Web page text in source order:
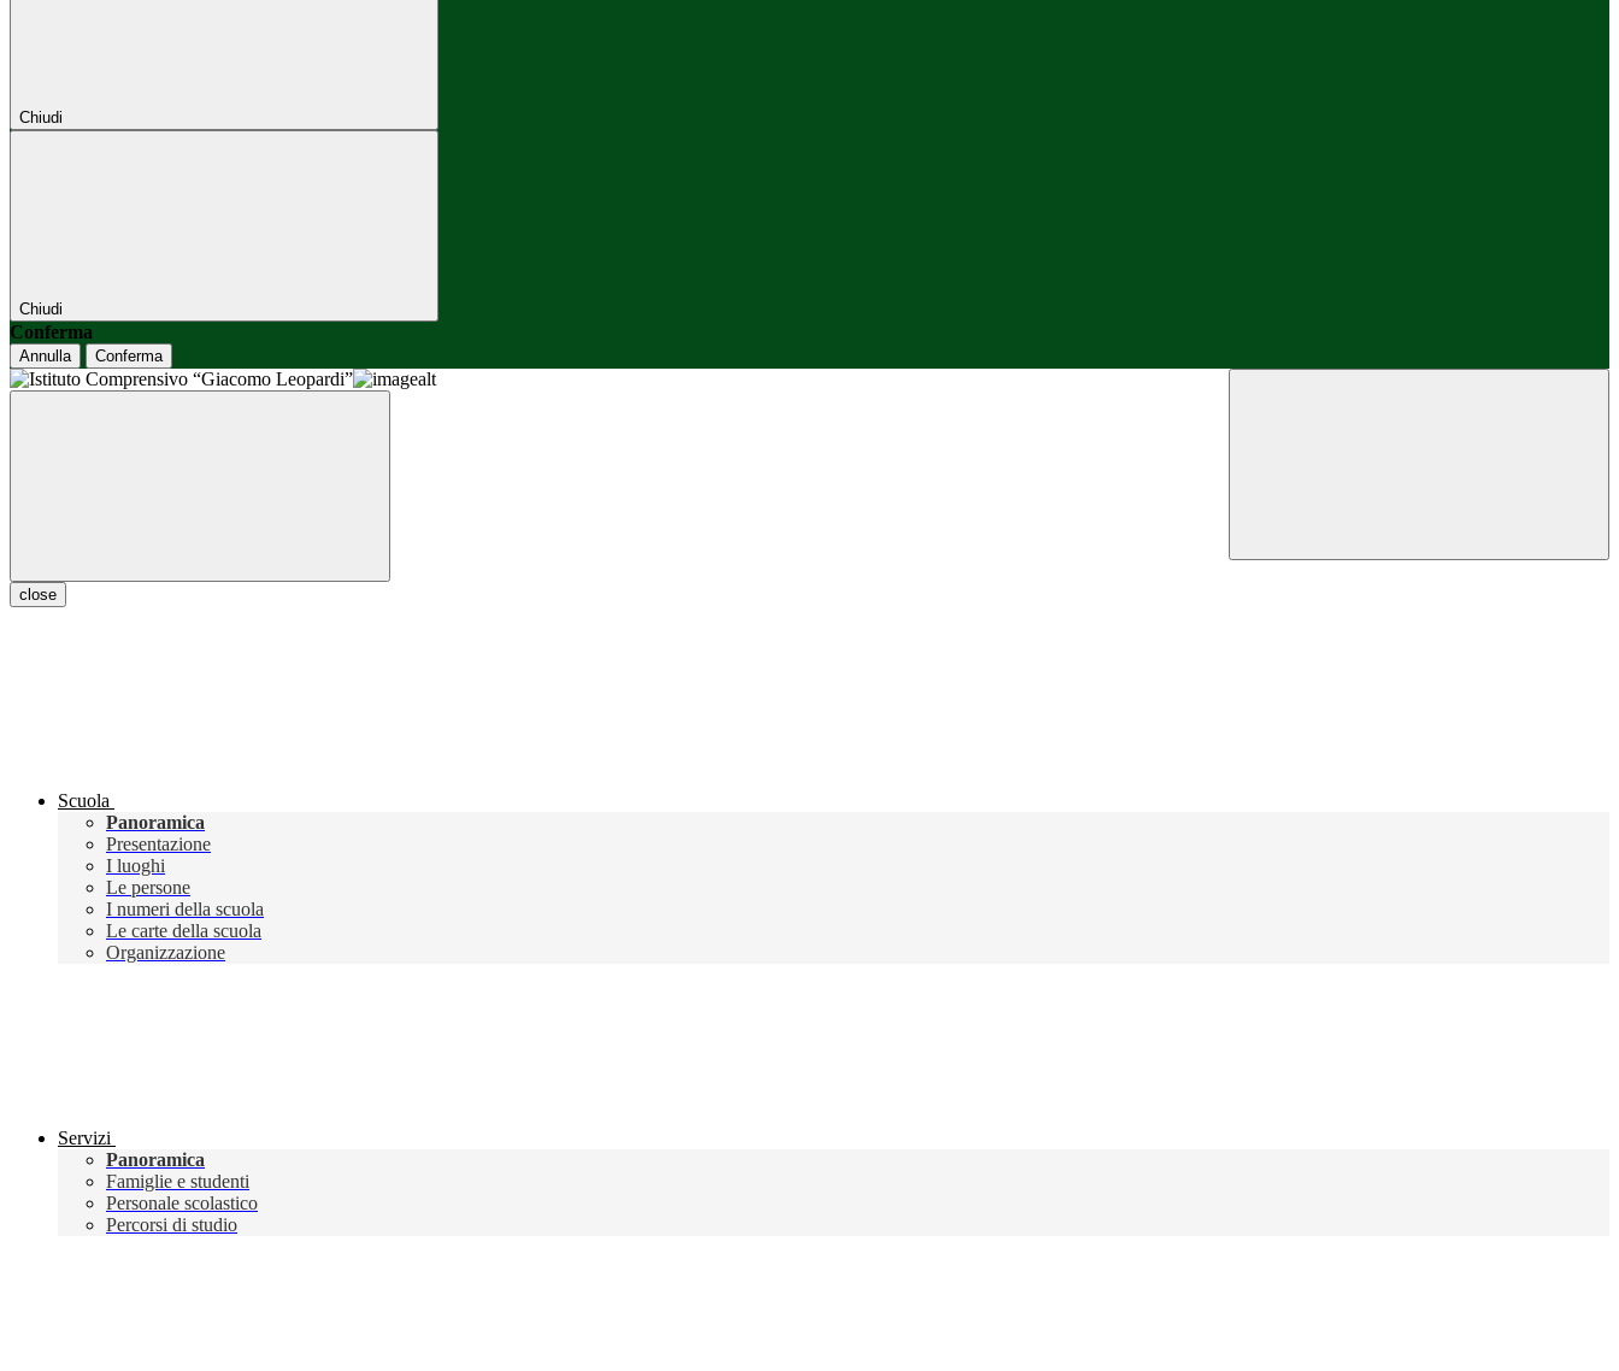
Chiudi
Chiudi
Conferma
Annulla Conferma
close
Scuola
Panoramica
Presentazione
I luoghi
Le persone
I numeri della scuola
Le carte della scuola
Organizzazione
Servizi
Panoramica
Famiglie e studenti
Personale scolastico
Percorsi di studio